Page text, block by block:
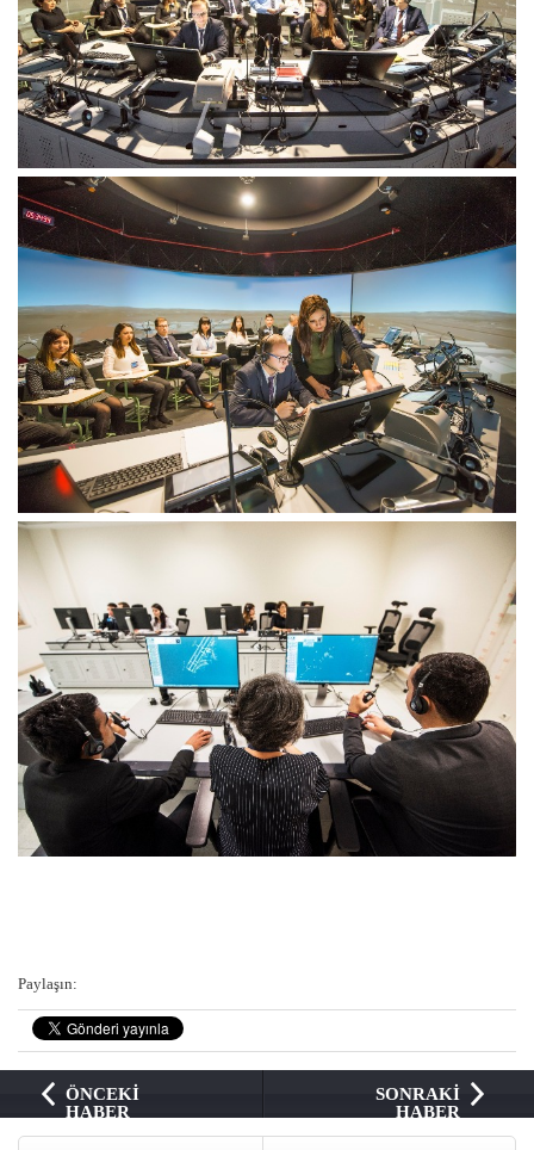
Paylaşın:
ÖNCEKİ
HABER
SONRAKİ
HABER